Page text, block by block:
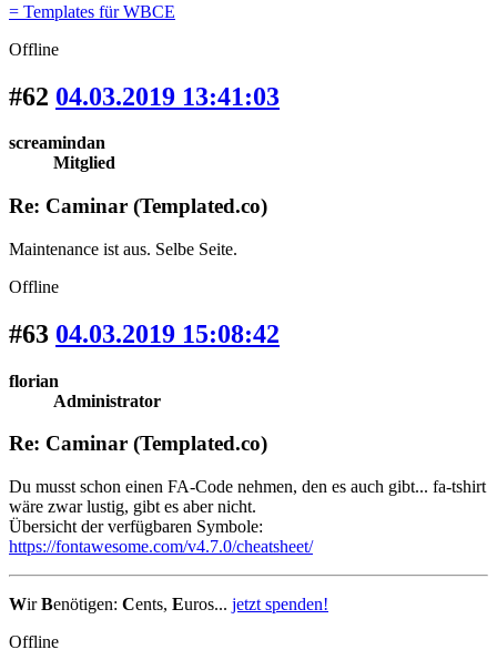
= Templates für WBCE
Offline
#62 04.03.2019 13:41:03
screamindan
Mitglied
Re: Caminar (Templated.co)
Maintenance ist aus. Selbe Seite.
Offline
#63 04.03.2019 15:08:42
florian
Administrator
Re: Caminar (Templated.co)
Du musst schon einen FA-Code nehmen, den es auch gibt... fa-tshirt
wäre zwar lustig, gibt es aber nicht.
Übersicht der verfügbaren Symbole:
https://fontawesome.com/v4.7.0/cheatsheet/
WirBenötigen: Cents, Euros... jetzt spenden!
Offline